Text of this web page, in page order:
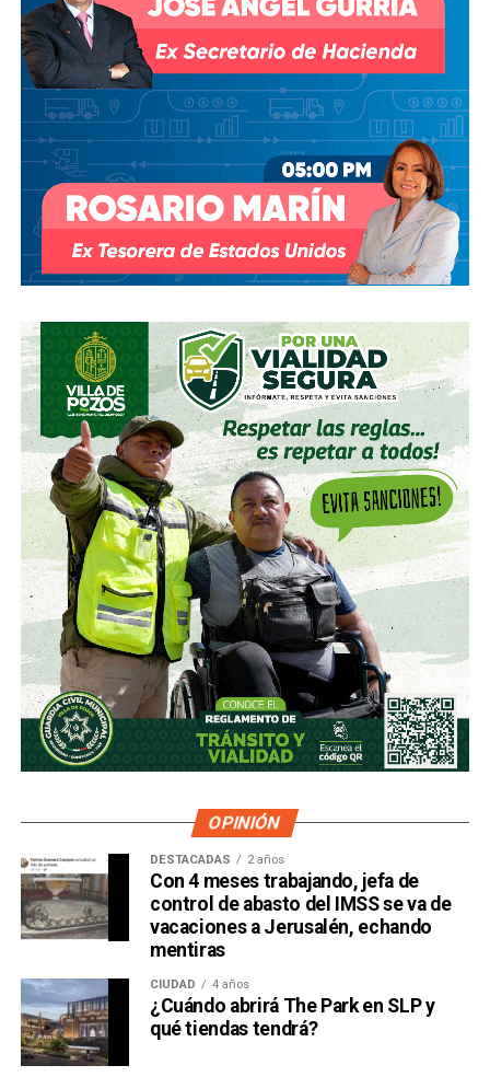
OPINIÓN
DESTACADAS 2 años
Con 4 meses trabajando, jefa de
control de abasto del IMSS se va de
vacaciones a Jerusalén, echando
mentiras
CIUDAD 4 años
¿Cuándo abrirá The Park en SLP y
qué tiendas tendrá?